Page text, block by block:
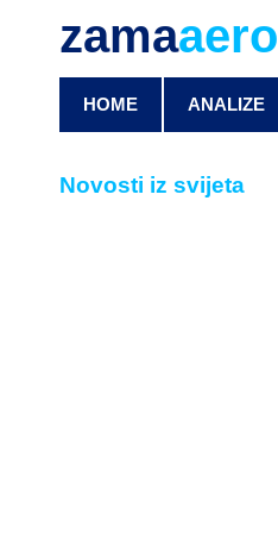
zamaaero
HOME ANALIZE
Novosti iz svijeta